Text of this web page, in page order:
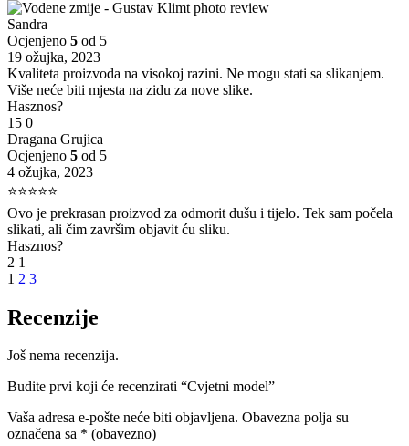
Sandra
Ocjenjeno 5 od 5
19 ožujka, 2023
Kvaliteta proizvoda na visokoj razini. Ne mogu stati sa slikanjem.
Više neće biti mjesta na zidu za nove slike.
Hasznos?
15 0
Dragana Grujica
Ocjenjeno 5 od 5
4 ožujka, 2023
⭐⭐⭐⭐⭐
Ovo je prekrasan proizvod za odmorit dušu i tijelo. Tek sam počela
slikati, ali čim završim objavit ću sliku.
Hasznos?
2 1
1 2 3
Recenzije
Još nema recenzija.
Budite prvi koji će recenzirati “Cvjetni model”
Vaša adresa e-pošte neće biti objavljena. Obavezna polja su
označena sa * (obavezno)